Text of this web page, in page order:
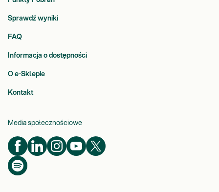
Sprawdź wyniki
FAQ
Informacja o dostępności
O e-Sklepie
Kontakt
Media społecznościowe